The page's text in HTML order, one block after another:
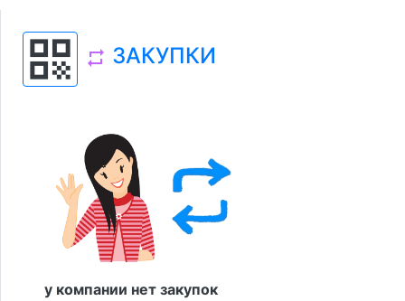
qr_code repeat ЗАКУПКИ
у компании нет закупок